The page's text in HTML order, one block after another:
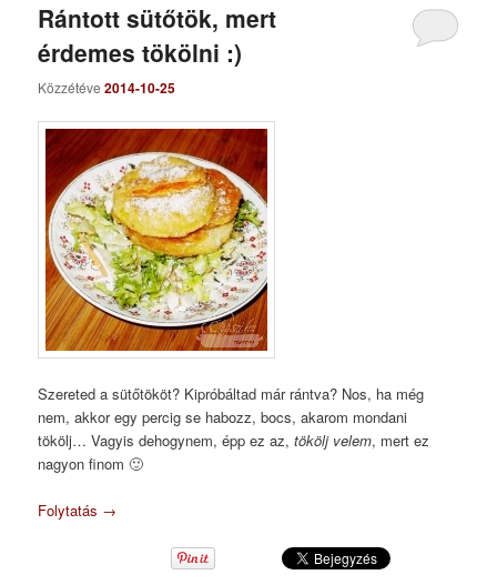
Rántott sütőtök, mert
érdemes tökölni :)
Közzétéve2014-10-25
Szereted a sütőtököt? Kipróbáltad már rántva? Nos, ha még
nem, akkor egy percig se habozz, bocs, akarom mondani
tökölj… Vagyis dehogynem, épp ez az,tökölj velem, mert ez
nagyon finom 🙂
Folytatás →